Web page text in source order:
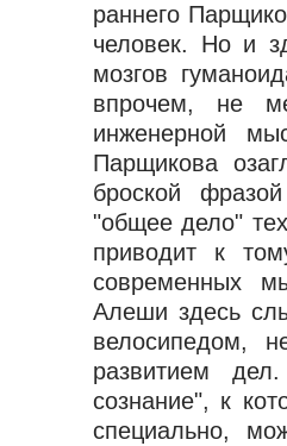
раннего
человек. Но и
мозгов
впрочем, не
инженерной
Парщикова
броской
"общее дело"
приводит к
современных
Алеши здесь
велосипедом,
развитием
сознание", к
специально,